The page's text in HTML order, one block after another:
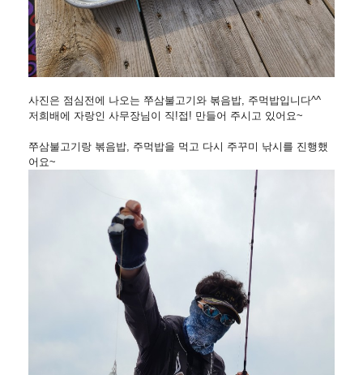
사진은 점심전에 나오는 쭈삼불고기와 볶음밥, 주먹밥입니다^^
저희배에 자랑인 사무장님이 직!접! 만들어 주시고 있어요~
쭈삼불고기랑 볶음밥, 주먹밥을 먹고 다시 주꾸미 낚시를 진행했
어요~